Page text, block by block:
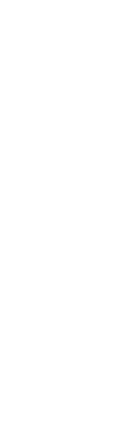
Leták, který